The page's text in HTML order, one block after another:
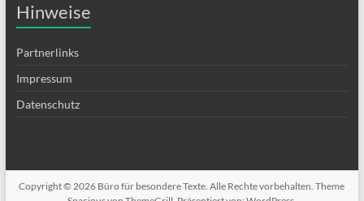
Hinweise
Partnerlinks
Impressum
Datenschutz
Copyright © 2026 Büro für besondere Texte. Alle Rechte vorbehalten. Theme